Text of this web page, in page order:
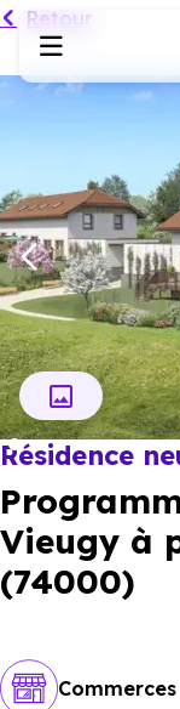
Habiter
Investir
Actualités
Ressources
Financer
Retour
Résidence
Vieugy à
(74000)
Commerces